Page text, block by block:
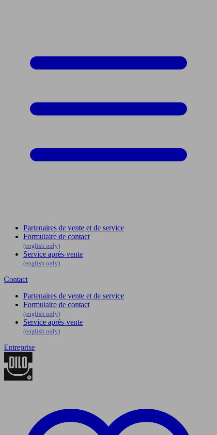
Partenaires de vente et de service
Formulaire de contact
(english only)
Service après-vente
(english only)
Contact
Partenaires de vente et de service
Formulaire de contact
(english only)
Service après-vente
(english only)
Entreprise